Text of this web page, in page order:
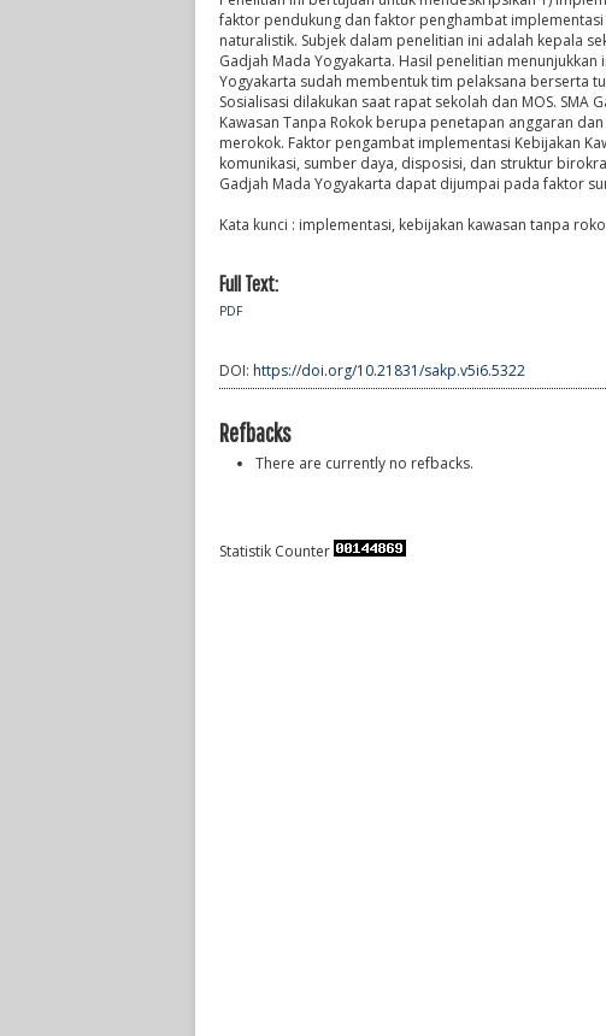
faktor pendukung dan faktor penghambat
naturalistik. Subjek dalam penelitian ini adalah kepala
Gadjah Mada Yogyakarta. Hasil penelitian
Yogyakarta sudah membentuk tim pelaksana berserta
Sosialisasi dilakukan saat rapat sekolah dan MOS.
Kawasan Tanpa Rokok berupa penetapan anggaran
merokok. Faktor pengambat implementasi Kebijakan
komunikasi, sumber daya, disposisi, dan struktur
Gadjah Mada Yogyakarta dapat dijumpai pada faktor
Kata kunci : implementasi, kebijakan kawasan tanpa
Full Text:
PDF
DOI: https://doi.org/10.21831/sakp.v5i6.5322
Refbacks
There are currently no refbacks.
Statistik Counter